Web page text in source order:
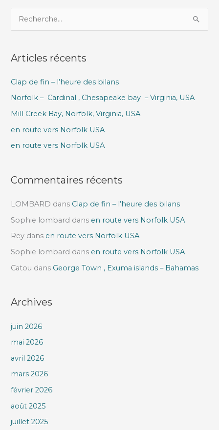
e
h
r
c
h
e
Articles récents
Clap de fin – l’heure des bilans
Norfolk – Cardinal , Chesapeake bay – Virginia, USA
Mill Creek Bay, Norfolk, Virginia, USA
en route vers Norfolk USA
en route vers Norfolk USA
Commentaires récents
LOMBARD dans Clap de fin – l’heure des bilans
Sophie lombard dans en route vers Norfolk USA
Rey dans en route vers Norfolk USA
Sophie lombard dans en route vers Norfolk USA
Catou dans George Town , Exuma islands – Bahamas
Archives
juin 2026
mai 2026
avril 2026
mars 2026
février 2026
août 2025
juillet 2025